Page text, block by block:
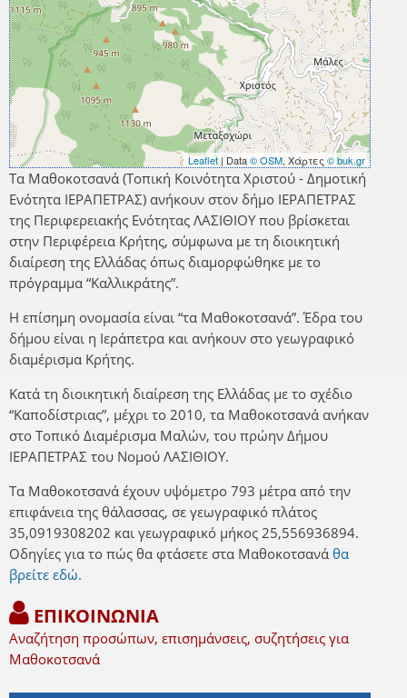
Leaflet | Data© OSM, Χάρτες © buk.gr
Τα Μαθοκοτσανά (Τοπική Κοινότητα Χριστού - Δημοτική
Ενότητα ΙΕΡΑΠΕΤΡΑΣ) ανήκουν στον δήμο ΙΕΡΑΠΕΤΡΑΣ
της Περιφερειακής Ενότητας ΛΑΣΙΘΙΟΥ που βρίσκεται
στην Περιφέρεια Κρήτης, σύμφωνα με τη διοικητική
διαίρεση της Ελλάδας όπως διαμορφώθηκε με το
πρόγραμμα “Καλλικράτης”.
Η επίσημη ονομασία είναι “τα Μαθοκοτσανά”. Έδρα του
δήμου είναι η Ιεράπετρα και ανήκουν στο γεωγραφικό
διαμέρισμα Κρήτης.
Κατά τη διοικητική διαίρεση της Ελλάδας με το σχέδιο
“Καποδίστριας”, μέχρι το 2010, τα Μαθοκοτσανά ανήκαν
στο Τοπικό Διαμέρισμα Μαλών, του πρώην Δήμου
ΙΕΡΑΠΕΤΡΑΣ του Νομού ΛΑΣΙΘΙΟΥ.
Τα Μαθοκοτσανά έχουν υψόμετρο 793 μέτρα από την
επιφάνεια της θάλασσας, σε γεωγραφικό πλάτος
35,0919308202 και γεωγραφικό μήκος 25,556936894.
Οδηγίες για το πώς θα φτάσετε στα Μαθοκοτσανά θα
βρείτε εδώ.
ΕΠΙΚΟΙΝΩΝΙΑ
Αναζήτηση προσώπων, επισημάνσεις, συζητήσεις για
Μαθοκοτσανά